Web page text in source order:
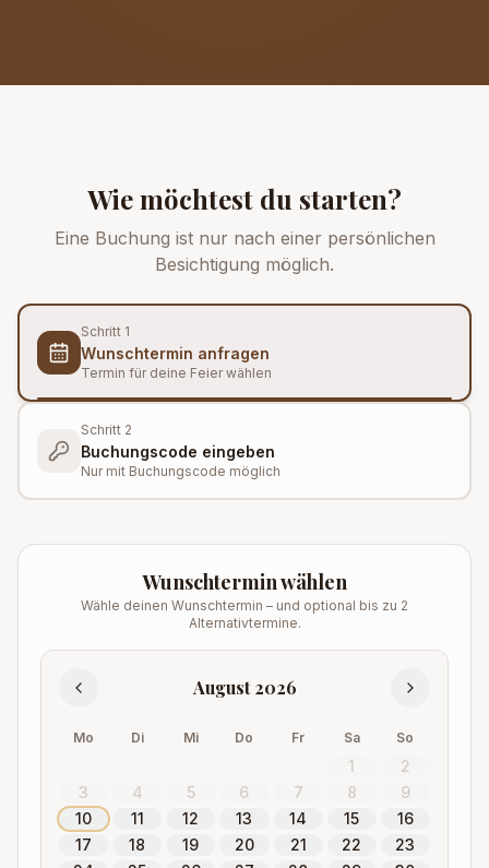
Wie möchtest du starten?
Eine Buchung ist nur nach einer persönlichen
Besichtigung möglich.
Schritt 1
Wunschtermin anfragen
Termin für deine Feier wählen
Schritt 2
Buchungscode eingeben
Nur mit Buchungscode möglich
Wunschtermin wählen
Wähle deinen Wunschtermin – und optional bis zu 2
Alternativtermine.
August 2026
Mo Di Mi Do Fr Sa So
1
2
3
4 5 6 7 8
9
10
11 12 13 14 15
16
17
18 19 20 21 22
23